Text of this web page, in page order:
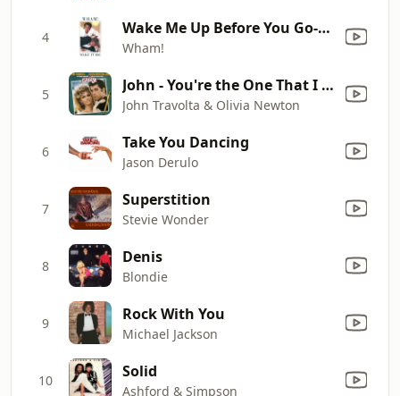
4 Wake Me Up Before You Go-Go
Wham!
5 John - You're the One That I Want
John Travolta & Olivia Newton
6 Take You Dancing
Jason Derulo
7 Superstition
Stevie Wonder
8 Denis
Blondie
9 Rock With You
Michael Jackson
10 Solid
Ashford & Simpson